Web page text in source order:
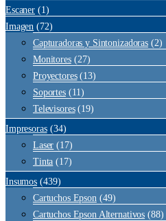
Escaner (1)
Imagen (72)
Capturadoras y Sintonizadoras (2)
Monitores (27)
Proyectores (13)
Soportes (11)
Televisores (19)
Impresoras (34)
Laser (17)
Tinta (17)
Insumos (439)
Cartuchos Epson (49)
Cartuchos Epson Alternativos (88)